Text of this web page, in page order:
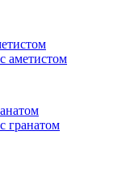
аметистом
гранатом